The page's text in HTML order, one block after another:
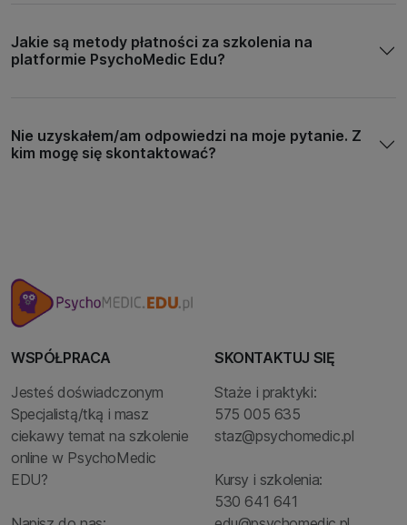
Jakie są metody płatności za szkolenia na
platformie PsychoMedic Edu?
Nie uzyskałem/am odpowiedzi na moje pytanie. Z
kim mogę się skontaktować?
WSPÓŁPRACA
Jesteś doświadczonym
Specjalistą/tką i masz
ciekawy temat na szkolenie
online w PsychoMedic
EDU?
SKONTAKTUJ SIĘ
Staże i praktyki:
575 005 635
staz@psychomedic.pl
Kursy i szkolenia:
530 641 641